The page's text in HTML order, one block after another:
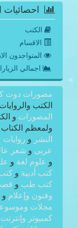
احصائيات
الكتب
الاقسام
المتواجدون
اجمالي
مصورات دوت
الكتب
المصورات و
ولمعظم الكتاب
النشر و روايات
عربى و شعر
و علوم لغة و
كتب أدبية و
كتب طب و
وفنون وإعلام و
مجلات
كمبيوتر وإنترنت